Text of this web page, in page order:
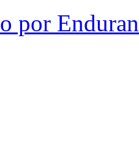
por